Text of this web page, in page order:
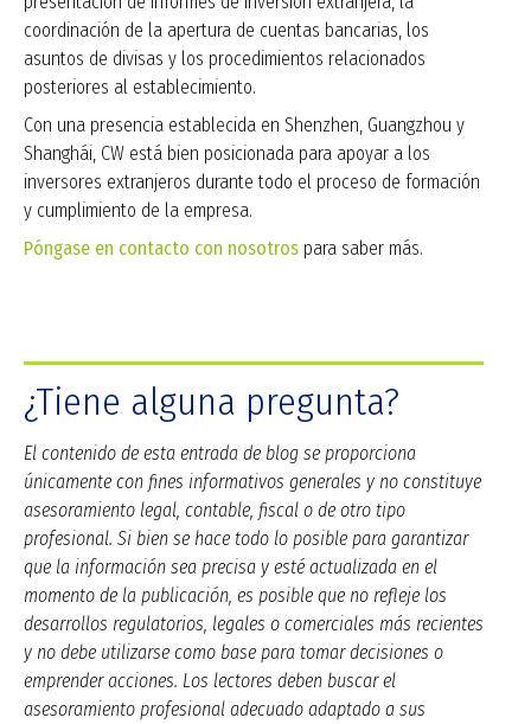
coordinación de la apertura de cuentas bancarias, los
asuntos de divisas y los procedimientos relacionados
posteriores al establecimiento.
Con una presencia establecida en Shenzhen, Guangzhou y
Shanghái, CW está bien posicionada para apoyar a los
inversores extranjeros durante todo el proceso de formación
y cumplimiento de la empresa.
Póngase en contacto con nosotros para saber más.
¿Tiene alguna pregunta?
El contenido de esta entrada de blog se proporciona
únicamente con fines informativos generales y no constituye
asesoramiento legal, contable, fiscal o de otro tipo
profesional. Si bien se hace todo lo posible para garantizar
que la información sea precisa y esté actualizada en el
momento de la publicación, es posible que no refleje los
desarrollos regulatorios, legales o comerciales más recientes
y no debe utilizarse como base para tomar decisiones o
emprender acciones. Los lectores deben buscar el
asesoramiento profesional adecuado adaptado a sus